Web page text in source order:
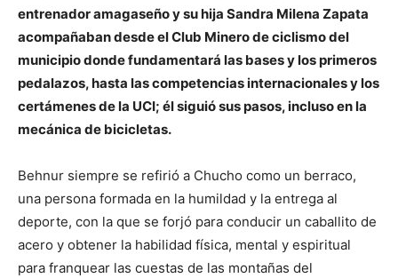
entrenador amagaseño y su hija Sandra Milena Zapata
acompañaban desde el Club Minero de ciclismo del
municipio donde fundamentará las bases y los primeros
pedalazos, hasta las competencias internacionales y los
certámenes de la UCI; él siguió sus pasos, incluso en la
mecánica de bicicletas.
Behnur siempre se refirió a Chucho como un berraco,
una persona formada en la humildad y la entrega al
deporte, con la que se forjó para conducir un caballito de
acero y obtener la habilidad física, mental y espiritual
para franquear las cuestas de las montañas del